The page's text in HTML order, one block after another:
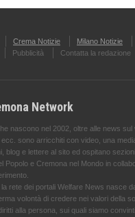
Crema Notizie Milano Notizie
Pubblicità Contatta la redazione
Network
nascono nel 2002, oltre alle news sul
sono arricchiti con video, una
blog e lettere al sito ed ospitano
Popolo e Cremona nel Mondo in
rete dei portali Welfare News nasce
volontà di credere nei valori della
alla persona, sui quali siamo